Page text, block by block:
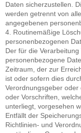
Daten sicherzustellen.
werden getrennt von
angegebenen
4. Routinemäßige
personenbezogenen
Der für die
personenbezogene
Zeitraum, der zur
ist oder sofern dies
Verordnungsgeber
oder Vorschriften,
unterliegt, vorgesehen
Entfällt der
Richtlinien- und